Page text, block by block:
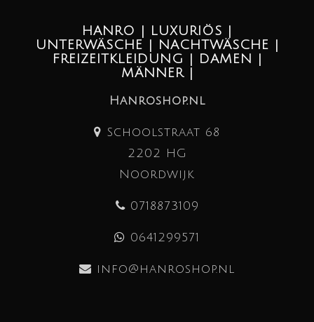
HANRO | LUXURIÖS |
UNTERWÄSCHE | NACHTWÄSCHE |
FREIZEITKLEIDUNG | DAMEN |
MÄNNER |
Hanroshop.nl
Schoolstraat 68
2202 HG
Noordwijk
0718873109
0641299571
info@hanroshop.nl